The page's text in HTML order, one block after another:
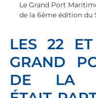
Le Grand Port
de la 6ème édition du
LES 22
GRAND
DE LA